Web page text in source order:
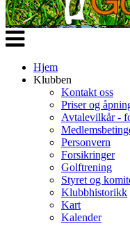
Veksle
navigasjon
Hjem
Klubben
Kontakt oss
Priser og
Avtalevilkår -
Personvern
Forsikringer
Golftrening
Styret og
Klubbhistorikk
Kart
Kalender